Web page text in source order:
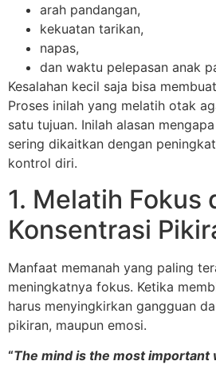
arah pandangan,
kekuatan tarikan,
napas,
dan waktu pelepasan anak
Kesalahan kecil saja bisa
Proses inilah yang melatih otak
satu tujuan. Inilah alasan mengapa
sering dikaitkan dengan
kontrol diri.
1. Melatih Fokus
Konsentrasi
Manfaat memanah yang paling
meningkatnya fokus. Ketika
harus menyingkirkan gangguan
pikiran, maupun emosi.
“The mind is the most important